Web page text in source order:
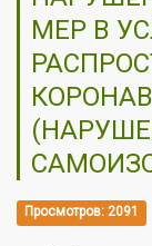
МЕР В
Просмотров: 2091